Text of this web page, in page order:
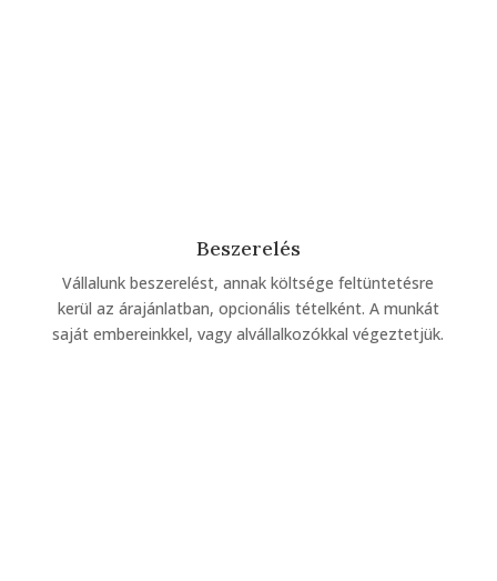
Beszerelés
Vállalunk beszerelést, annak költsége feltüntetésre
kerül az árajánlatban, opcionális tételként. A munkát
saját embereinkkel, vagy alvállalkozókkal végeztetjük.